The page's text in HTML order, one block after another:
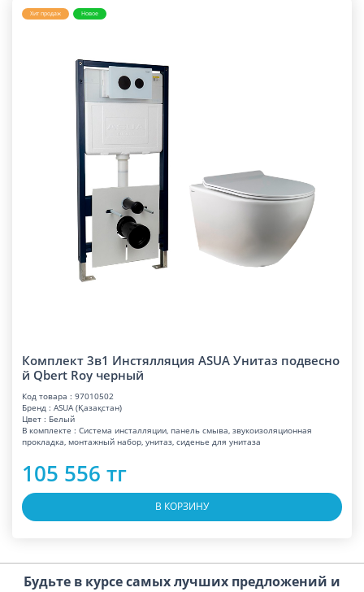
Хит продаж Новое
Комплект 3в1 Инстялляция ASUA Унитаз подвесно
й Qbert Roy черный
Код товара : 97010502
Бренд : ASUA (Қазақстан)
Цвет : Белый
В комплекте : Система инсталляции, панель смыва, звукоизоляционная
прокладка, монтажный набор, унитаз, сиденье для унитаза
105 556 тг
В КОРЗИНУ
Будьте в курсе самых лучших предложений и